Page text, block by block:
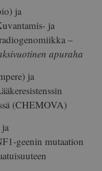
ja
ja
–
apuraha
ja
(CHEMOVA)
geenin mutaation